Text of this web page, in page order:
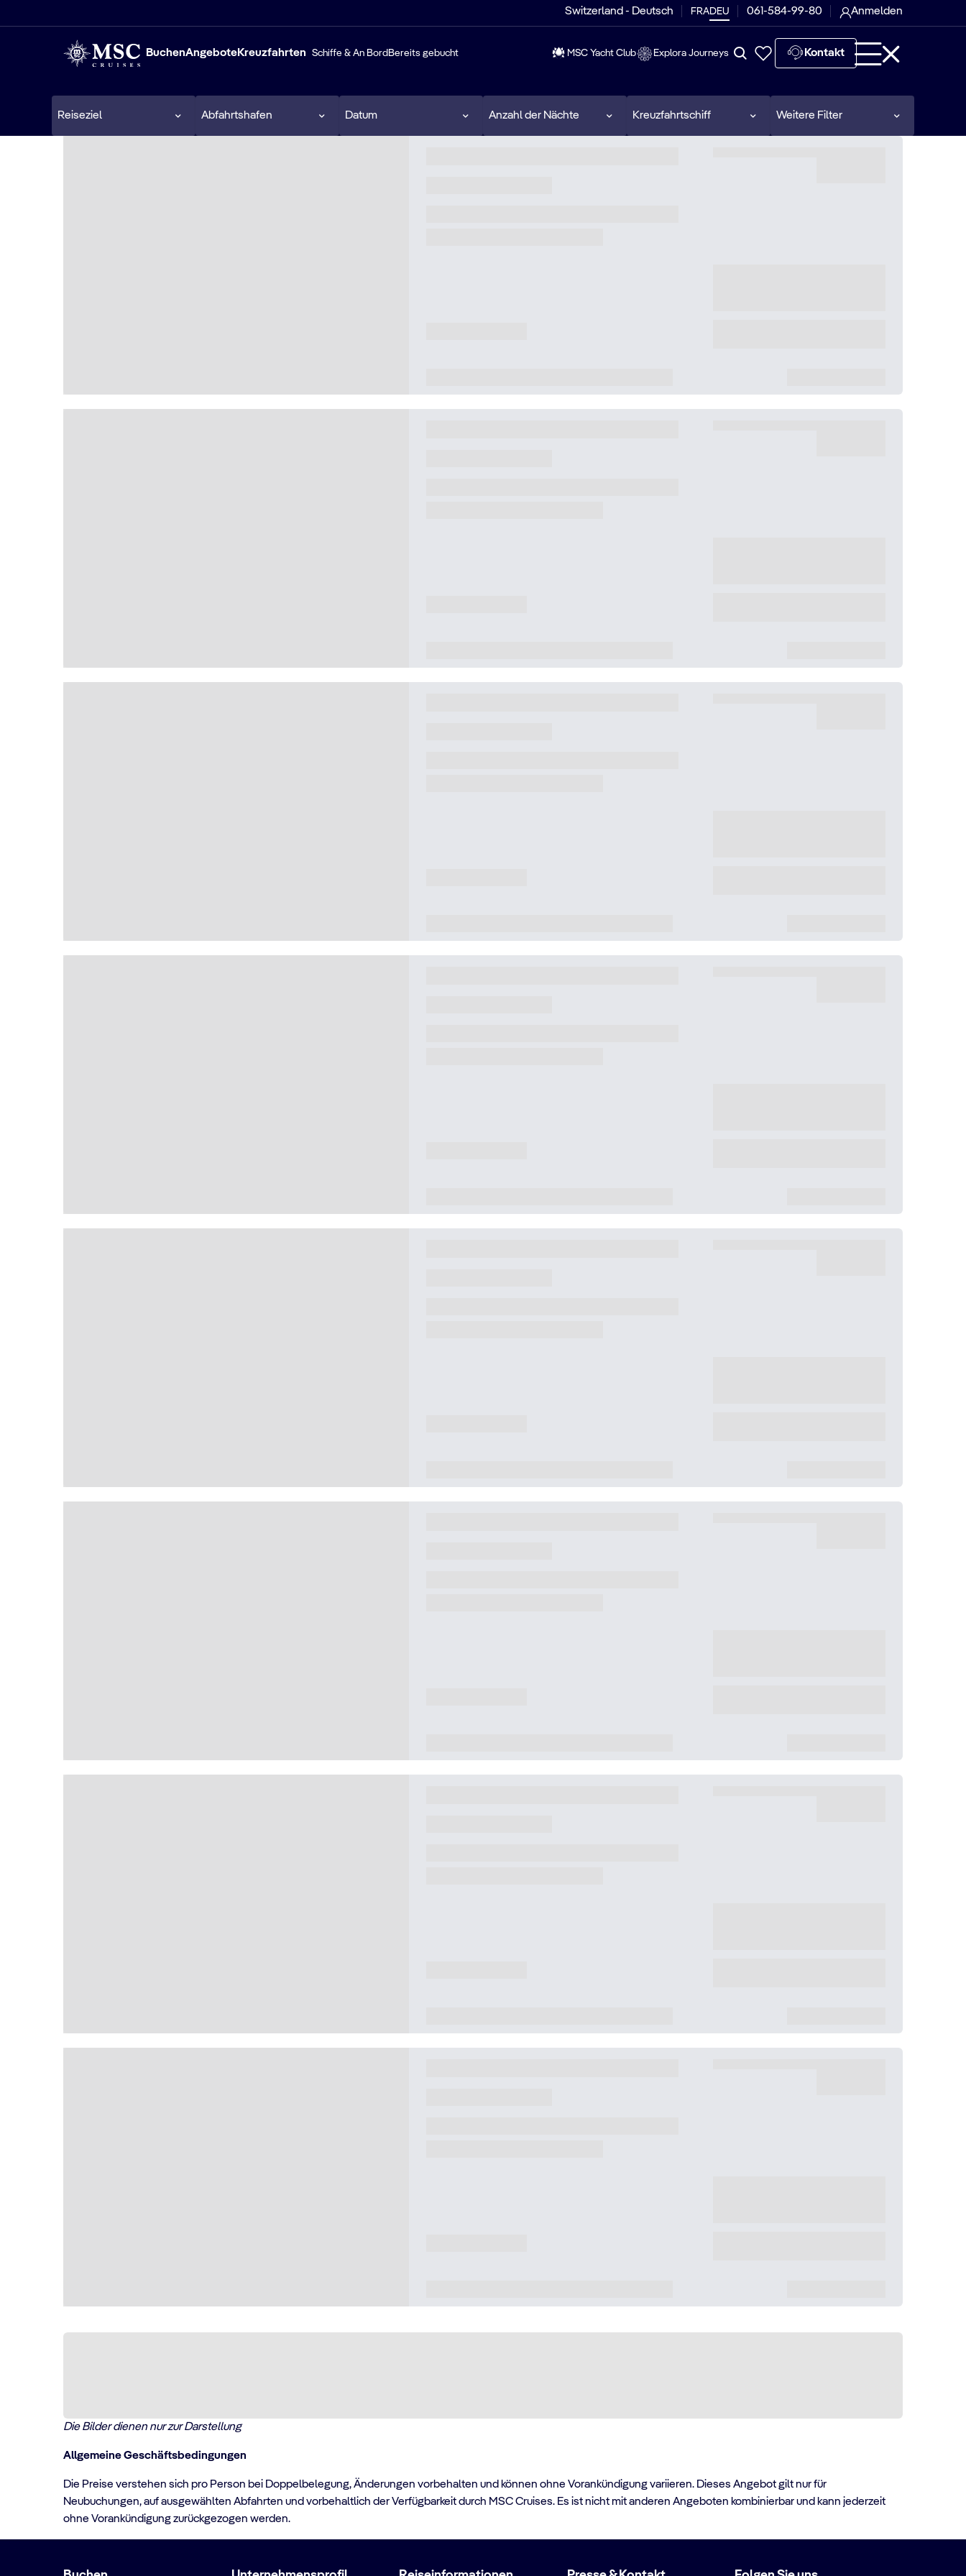
Switzerland - Deutsch FRADEU 061-584-99-80 Anmelden
BuchenAngeboteKreuzfahrten Schiffe & An Bord Bereits gebucht MSC Yacht Club Explora Journeys Kontakt
Reiseziel Abfahrtshafen Datum Anzahl der Nächte Kreuzfahrtschiff Weitere Filter
Die Bilder dienen nur zur Darstellung
Allgemeine Geschäftsbedingungen
Die Preise verstehen sich pro Person bei Doppelbelegung, Änderungen vorbehalten und können ohne Vorankündigung variieren. Dieses Angebot gilt nur für
Neubuchungen, auf ausgewählten Abfahrten und vorbehaltlich der Verfügbarkeit durch MSC Cruises. Es ist nicht mit anderen Angeboten kombinierbar und kann jederzeit
ohne Vorankündigung zurückgezogen werden.